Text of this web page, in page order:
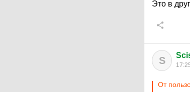
Это в
S
От